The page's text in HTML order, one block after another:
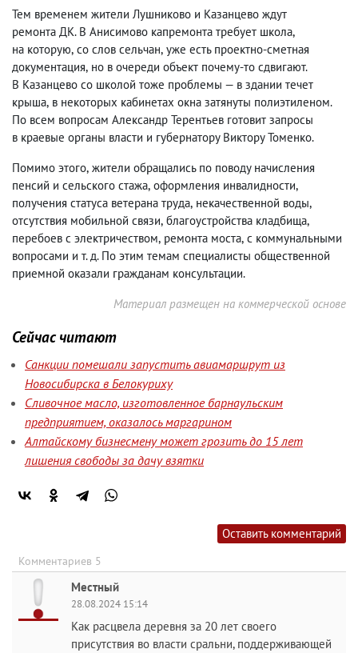
Тем временем жители Лушниково и Казанцево ждут
ремонта ДК. В Анисимово капремонта требует школа,
на которую, со слов сельчан, уже есть проектно-сметная
документация, но в очереди объект почему-то сдвигают.
В Казанцево со школой тоже проблемы — в здании течет
крыша, в некоторых кабинетах окна затянуты полиэтиленом.
По всем вопросам Александр Терентьев готовит запросы
в краевые органы власти и губернатору Виктору Томенко.
Помимо этого, жители обращались по поводу начисления
пенсий и сельского стажа, оформления инвалидности,
получения статуса ветерана труда, некачественной воды,
отсутствия мобильной связи, благоустройства кладбища,
перебоев с электричеством, ремонта моста, с коммунальными
вопросами и т. д. По этим темам специалисты общественной
приемной оказали гражданам консультации.
Материал размещен на коммерческой основе
Сейчас читают
Санкции помешали запустить авиамаршрут из
Новосибирска в Белокуриху
Сливочное масло, изготовленное барнаульским
предприятием, оказалось маргарином
Алтайскому бизнесмену может грозить до 15 лет
лишения свободы за дачу взятки
Оставить комментарий
Комментариев 5
Местный
28.08.2024 15:14
Как расцвела деревня за 20 лет своего
присутствия во власти сральни, поддерживающей